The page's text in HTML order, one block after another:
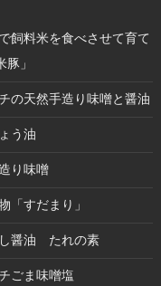
飼料米を食べさせて育て
豚」
の天然手造り味噌と醤油
う油
り味噌
「すだまり」
醤油 たれの素
ごま味噌塩